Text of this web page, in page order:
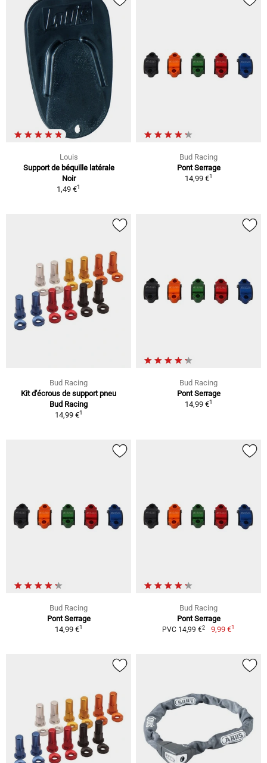
Louis
Support de béquille latérale
Noir
1,49 €1
Bud Racing
Pont Serrage
14,99 €1
Bud Racing
Kit d'écrous de support pneu
Bud Racing
14,99 €1
Bud Racing
Pont Serrage
14,99 €1
Bud Racing
Pont Serrage
14,99 €1
Bud Racing
Pont Serrage
PVC 14,99 €2 9,99 €1